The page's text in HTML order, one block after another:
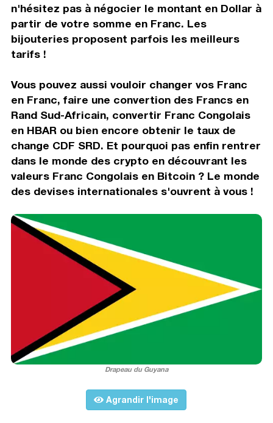
n'hésitez pas à négocier le montant en Dollar à
partir de votre somme en Franc. Les
bijouteries proposent parfois les meilleurs
tarifs !
Vous pouvez aussi vouloir changer vos Franc
en Franc, faire une convertion des Francs en
Rand Sud-Africain, convertir Franc Congolais
en HBAR ou bien encore obtenir le taux de
change CDF SRD. Et pourquoi pas enfin rentrer
dans le monde des crypto en découvrant les
valeurs Franc Congolais en Bitcoin ? Le monde
des devises internationales s'ouvrent à vous !
Drapeau du Guyana
Agrandir l'image